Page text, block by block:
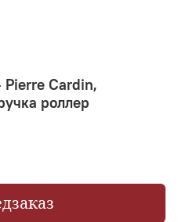
Cardin,
роллер